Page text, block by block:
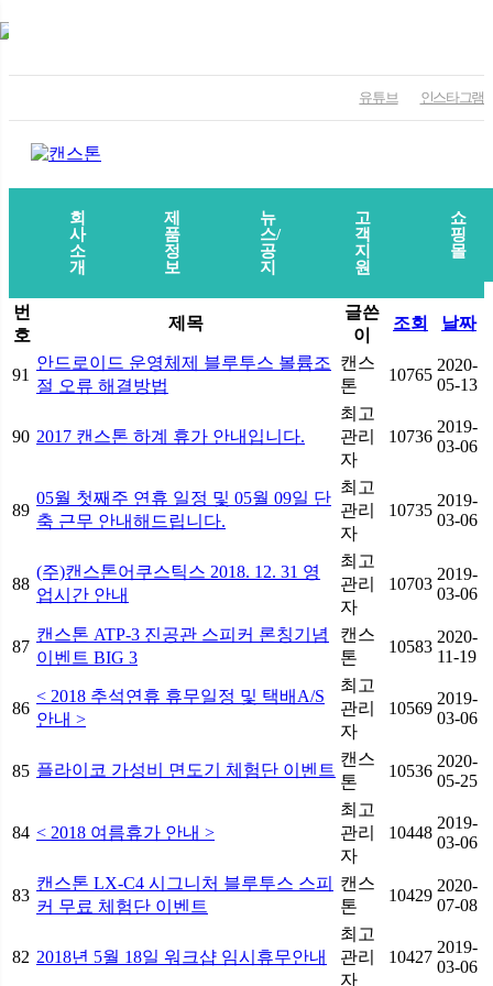
유튜브 인스타그램
회
사
소
개
제
품
정
보
뉴
스/
공
지
고
객
지
원
쇼
핑
몰
번
호
제목
글쓴
이
조회 날짜
91
안드로이드 운영체제 블루투스 볼륨조
절 오류 해결방법
캔스
톤
10765
2020-
05-13
90 2017 캔스톤 하계 휴가 안내입니다.
최고
관리
자
10736
2019-
03-06
89
05월 첫째주 연휴 일정 및 05월 09일 단
축 근무 안내해드립니다.
최고
관리
자
10735
2019-
03-06
88
(주)캔스톤어쿠스틱스 2018. 12. 31 영
업시간 안내
최고
관리
자
10703
2019-
03-06
87
캔스톤 ATP-3 진공관 스피커 론칭기념
이벤트 BIG 3
캔스
톤
10583
2020-
11-19
86
< 2018 추석연휴 휴무일정 및 택배A/S
안내 >
최고
관리
자
10569
2019-
03-06
85 플라이코 가성비 면도기 체험단 이벤트
캔스
톤
10536
2020-
05-25
84 < 2018 여름휴가 안내 >
최고
관리
자
10448
2019-
03-06
83
캔스톤 LX-C4 시그니처 블루투스 스피
커 무료 체험단 이벤트
캔스
톤
10429
2020-
07-08
82 2018년 5월 18일 워크샵 임시휴무안내
최고
관리
자
10427
2019-
03-06